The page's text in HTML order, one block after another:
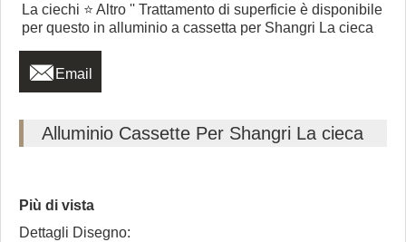
La ciechi ⭐ Altro '' Trattamento di superficie è disponibile
per questo in alluminio a cassetta per Shangri La cieca
 Email
Alluminio Cassette Per Shangri La cieca
Più di vista
Dettagli Disegno: